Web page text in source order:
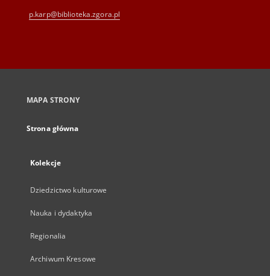
p.karp@biblioteka.zgora.pl
MAPA STRONY
Strona główna
Kolekcje
Dziedzictwo kulturowe
Nauka i dydaktyka
Regionalia
Archiwum Kresowe